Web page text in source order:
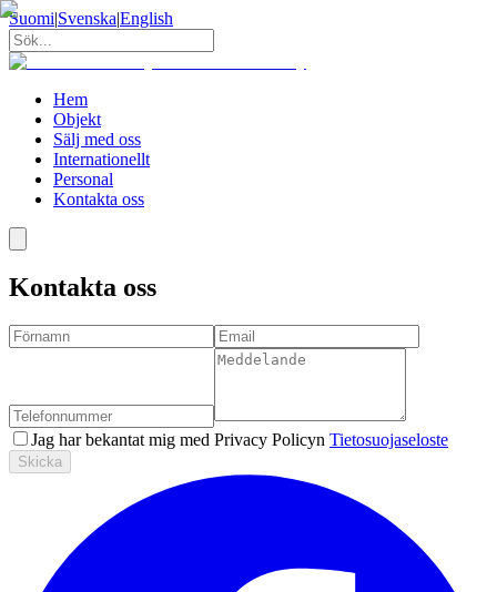
Suomi|Svenska|English
Hem
Objekt
Sälj med oss
Internationellt
Personal
Kontakta oss
Kontakta oss
Jag har bekantat mig med Privacy Policyn Tietosuojaseloste
Skicka